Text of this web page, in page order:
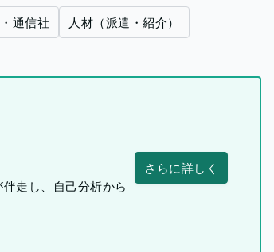
通信社 人材（派遣・紹介）
走し、自己分析から
さらに詳しく